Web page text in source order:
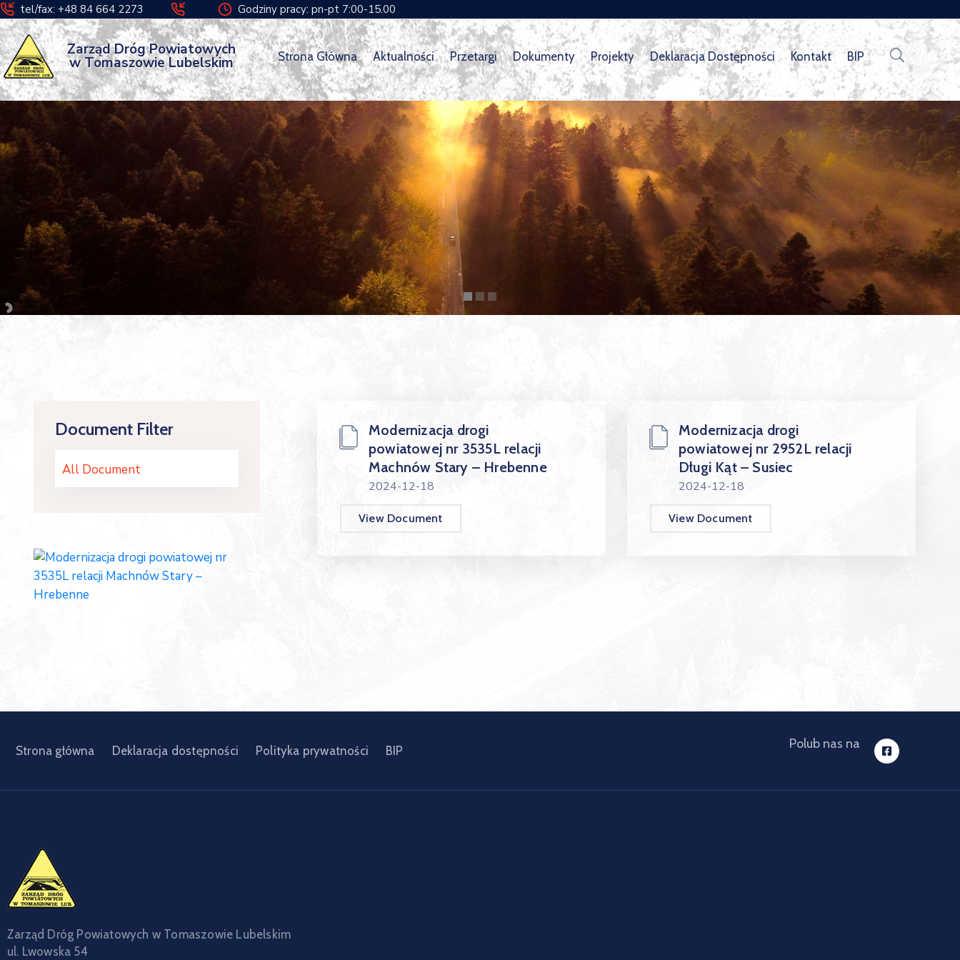
tel/fax: +48 84 664 2273 Godziny pracy: pn-pt 7:00-15.00
Zarząd Dróg Powiatowych
w Tomaszowie Lubelskim Strona Główna Aktualności Przetargi Dokumenty Projekty Deklaracja Dostępności Kontakt BIP
Document Filter
All Document
Modernizacja drogi
powiatowej nr 3535L relacji
Machnów Stary – Hrebenne
2024-12-18
View Document
Modernizacja drogi
powiatowej nr 2952L relacji
Długi Kąt – Susiec
2024-12-18
View Document
Strona główna Deklaracja dostępności Polityka prywatności BIP Polub nas na
Zarząd Dróg Powiatowych w Tomaszowie Lubelskim
ul. Lwowska 54